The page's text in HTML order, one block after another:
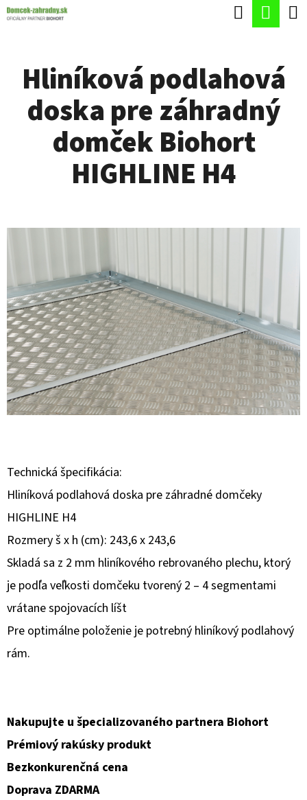
Prejsť
Hľadať
Hliníková podlahová
doska pre záhradný
domček Biohort
HIGHLINE H4
Technická špecifikácia:
Hliníková podlahová doska pre záhradné domčeky
HIGHLINE H4
Rozmery š x h (cm): 243,6 x 243,6
Skladá sa z 2 mm hliníkového rebrovaného plechu, ktorý
je podľa veľkosti domčeku tvorený 2 – 4 segmentami
vrátane spojovacích líšt
Pre optimálne položenie je potrebný hliníkový podlahový
rám.
Nakupujte u špecializovaného partnera Biohort
Prémiový rakúsky produkt
Bezkonkurenčná cena
Doprava ZDARMA
K
E
J
E
T
E
N
Á
Ť
?
O
D
R
Ú
Č
A
M